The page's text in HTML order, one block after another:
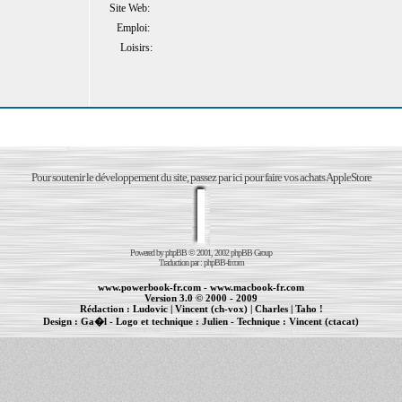
Site Web:
Emploi:
Loisirs:
Pour soutenir le développement du site, passez par ici pour faire vos achats AppleStore
Powered byphpBB© 2001, 2002 phpBB Group
Traduction par :phpBB-fr.com
www.powerbook-fr.com - www.macbook-fr.com
Version 3.0 © 2000 - 2009
Rédaction : Ludovic|Vincent (ch-vox)| Charles|Taho !
Design :Ga�l- Logo et technique :Julien - Technique : Vincent (ctacat)
| cr�ation de sites Internet